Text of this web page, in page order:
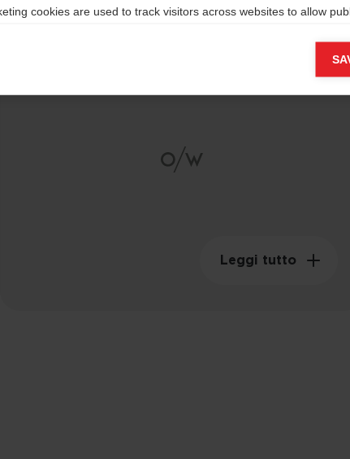
Leggi tutto
cookies are used to track visitors across websites to allow